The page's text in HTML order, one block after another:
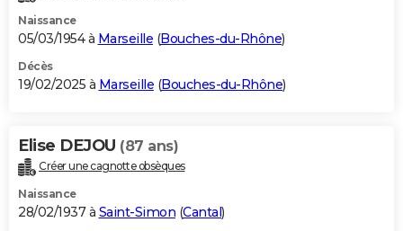
Naissance
05/03/1954 à Marseille (Bouches-du-Rhône)
Décès
19/02/2025 à Marseille (Bouches-du-Rhône)
Elise DEJOU (87 ans)
Créer une cagnotte obsèques
Naissance
28/02/1937 à Saint-Simon (Cantal)